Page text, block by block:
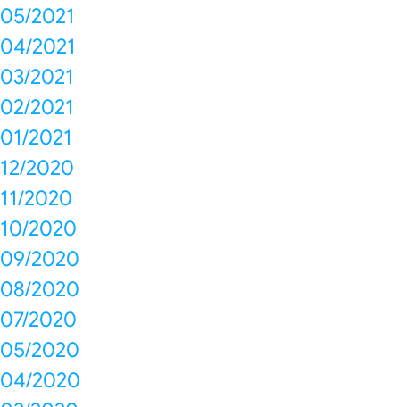
05/2021
04/2021
03/2021
02/2021
01/2021
12/2020
11/2020
10/2020
09/2020
08/2020
07/2020
05/2020
04/2020